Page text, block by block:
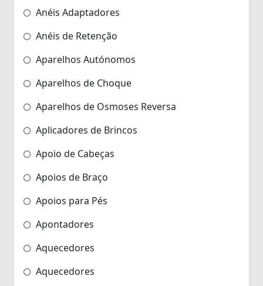
Anéis Adaptadores
Anéis de Retenção
Aparelhos Autónomos
Aparelhos de Choque
Aparelhos de Osmoses Reversa
Aplicadores de Brincos
Apoio de Cabeças
Apoios de Braço
Apoios para Pés
Apontadores
Aquecedores
Aquecedores